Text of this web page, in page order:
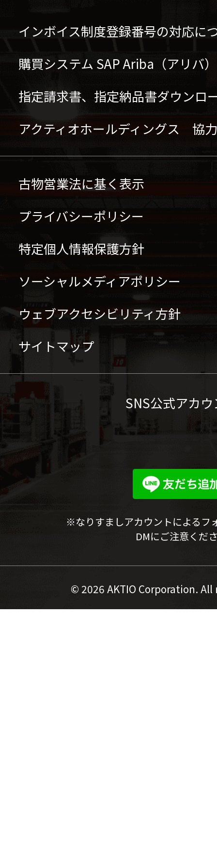
インボイス制度登録番号の対応に
購買システム SAP Ariba（アリバ
指定請求書、指定納品書ダウンロ
アクティオホールディングス 協
古物営業法に基く表示
プライバシーポリシー
特定個人情報保護方針
ソーシャルメディアポリシー
ウェブアクセシビリティ方針
サイトマップ
SNS公式アカ
※なりすましアカウントによるフ
DMにご注意くだ
© 2026 AKTIO Corporation.